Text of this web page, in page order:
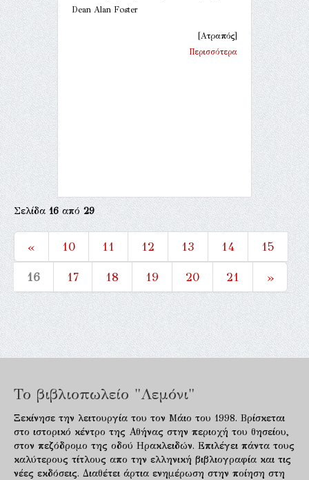
Dean Alan Foster
[Ατραπός]
Περισσότερα
Σελίδα16από29
« 10 11 12 13 14
15
16
17 18 19 20 21 »
Το βιβλιοπωλείο "Λεμόνι"
Ξεκίνησε την λειτουργία του τον Μάιο του 1998. Βρίσκεται
στο ιστορικό κέντρο της Αθήνας στην περιοχή του θησείου,
στον πεζόδρομο της οδού Ηρακλειδών. Επιλέγει πάντα τους
καλύτερους τίτλους απο την ελληνική βιβλιογραφία και τις
νέες εκδόσεις. Διαθέτει άρτια ενημέρωση στην ποίηση στη